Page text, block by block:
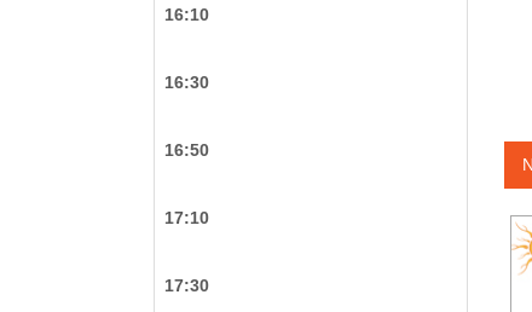
16:10
16:30
16:50
17:10
17:30